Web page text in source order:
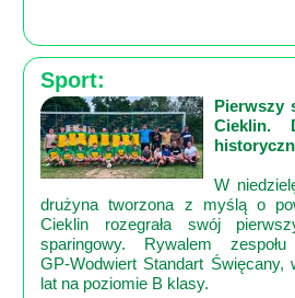
Sport:
Pierwszy
Cieklin.
W
drużyna tworzona z myślą o
Cieklin rozegrała swój
sparingowy. Rywalem
GP‑Wodwiert Standart Święcany,
lat na poziomie B klasy.